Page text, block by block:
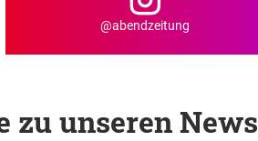
@abendzeitung
zu unseren News